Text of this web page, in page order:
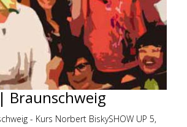
Braunschweig
- Kurs Norbert BiskySHOW UP 5,